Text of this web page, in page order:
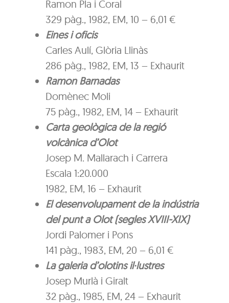
Ramon Pla i Coral
329 pàg., 1982, EM, 10 – 6,01 €
Eines i oficis
Carles Aulí, Glòria Llinàs
286 pàg., 1982, EM, 13 – Exhaurit
Ramon Barnadas
Domènec Moli
75 pàg., 1982, EM, 14 – Exhaurit
Carta geològica de la regió
volcànica d’Olot
Josep M. Mallarach i Carrera
Escala 1:20.000
1982, EM, 16 – Exhaurit
El desenvolupament de la indústria
del punt a Olot (segles XVIII-XIX)
Jordi Palomer i Pons
141 pàg., 1983, EM, 20 – 6,01 €
La galeria d’olotins il·lustres
Josep Murlà i Giralt
32 pàg., 1985, EM, 24 – Exhaurit